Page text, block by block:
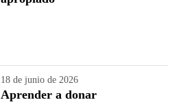
18 de junio de 2026
Aprender a donar